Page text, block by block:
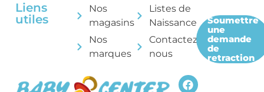
Liens
utiles
Nos
magasins
Nos
marques
Listes de
Naissance
Contactez-
nous
Soumettre
une
demande
de
retraction